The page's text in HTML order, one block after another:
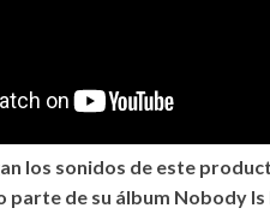
los sonidos de este
parte de su álbum Nobody